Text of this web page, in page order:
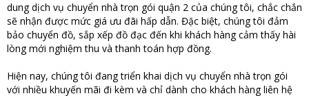
dung dịch vụ chuyển nhà trọn gói quận 2 của chúng tôi, chắc chắn
sẽ nhận được mức giá ưu đãi hấp dẫn. Đặc biệt, chúng tôi đảm
bảo chuyển đồ, sắp xếp đồ đạc đến khi khách hàng cảm thấy hài
lòng mới nghiệm thu và thanh toán hợp đồng.
Hiện nay, chúng tôi đang triển khai dịch vụ chuyển nhà trọn gói
với nhiều khuyến mãi đi kèm và chỉ dành cho khách hàng liên hệ